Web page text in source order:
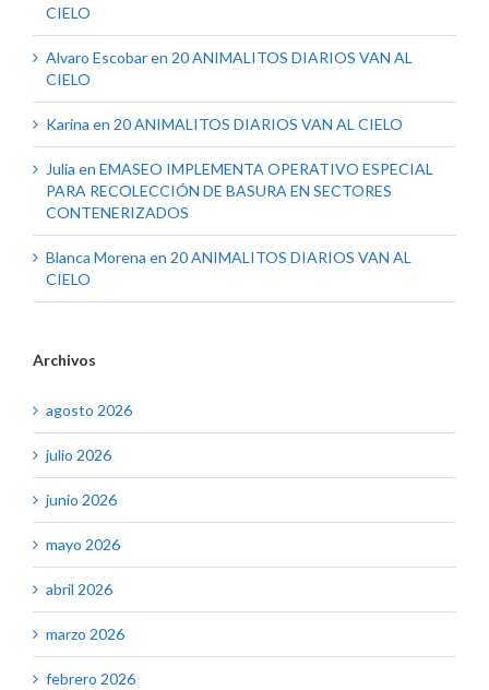
CIELO
Alvaro Escobaren 20 ANIMALITOS DIARIOS VAN AL
CIELO
Karina en 20 ANIMALITOS DIARIOS VAN AL CIELO
Julia en EMASEO IMPLEMENTA OPERATIVO ESPECIAL
PARA RECOLECCIÓN DE BASURA EN SECTORES
CONTENERIZADOS
Blanca Morena en 20 ANIMALITOS DIARIOS VAN AL
CIELO
Archivos
agosto 2026
julio 2026
junio 2026
mayo 2026
abril 2026
marzo 2026
febrero 2026